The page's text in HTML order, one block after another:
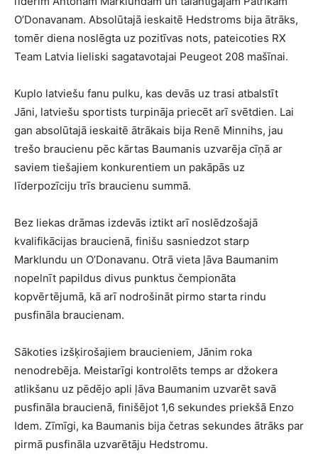
O’Donavanam. Absolūtajā ieskaitē Hedstroms bija ātrāks,
tomēr diena noslēgta uz pozitīvas nots, pateicoties RX
Team Latvia lieliski sagatavotajai Peugeot 208 mašīnai.
Kuplo latviešu fanu pulku, kas devās uz trasi atbalstīt
Jāni, latviešu sportists turpināja priecēt arī svētdien. Lai
gan absolūtajā ieskaitē ātrākais bija Renē Minnihs, jau
trešo braucienu pēc kārtas Baumanis uzvarēja cīņā ar
saviem tiešajiem konkurentiem un pakāpās uz
līderpozīciju trīs braucienu summā.
Bez liekas drāmas izdevās iztikt arī noslēdzošajā
kvalifikācijas braucienā, finišu sasniedzot starp
Marklundu un O’Donavanu. Otrā vieta ļāva Baumanim
nopelnīt papildus divus punktus čempionāta
kopvērtējumā, kā arī nodrošināt pirmo starta rindu
pusfināla braucienam.
Sākoties izšķirošajiem braucieniem, Jānim roka
nenodrebēja. Meistarīgi kontrolēts temps ar džokera
atlikšanu uz pēdējo apli ļāva Baumanim uzvarēt savā
pusfināla braucienā, finišējot 1,6 sekundes priekšā Enzo
Idem. Zīmīgi, ka Baumanis bija četras sekundes ātrāks par
pirmā pusfināla uzvarētāju Hedstromu.